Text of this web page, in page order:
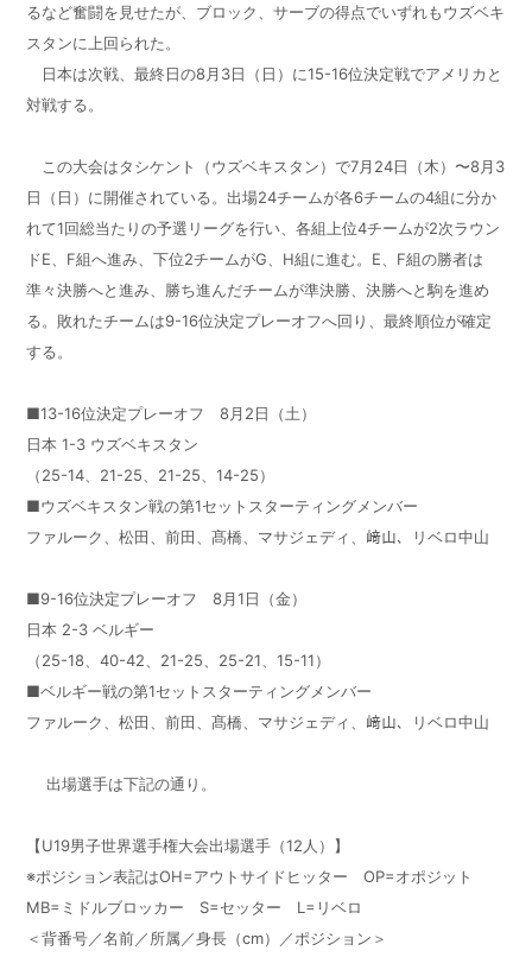
るなど奮闘を見せたが、ブロック、サーブの得点でいずれもウズベキ
スタンに上回られた。
日本は次戦、最終日の8月3日（日）に15-16位決定戦でアメリカと
対戦する。
この大会はタシケント（ウズベキスタン）で7月24日（木）〜8月3
日（日）に開催されている。出場24チームが各6チームの4組に分か
れて1回総当たりの予選リーグを行い、各組上位4チームが2次ラウン
ドE、F組へ進み、下位2チームがG、H組に進む。E、F組の勝者は
準々決勝へと進み、勝ち進んだチームが準決勝、決勝へと駒を進め
る。敗れたチームは9-16位決定プレーオフへ回り、最終順位が確定
する。
■13-16位決定プレーオフ 8月2日（土）
日本 1-3 ウズベキスタン
（25-14、21-25、21-25、14-25）
■ウズベキスタン戦の第1セットスターティングメンバー
ファルーク、松田、前田、髙橋、マサジェディ、﨑山、リベロ中山
■9-16位決定プレーオフ 8月1日（金）
日本 2-3 ベルギー
（25-18、40-42、21-25、25-21、15-11）
■ベルギー戦の第1セットスターティングメンバー
ファルーク、松田、前田、髙橋、マサジェディ、﨑山、リベロ中山
出場選手は下記の通り。
【U19男子世界選手権大会出場選手（12人）】
※ポジション表記はOH=アウトサイドヒッター OP=オポジット
MB=ミドルブロッカー S=セッター L=リベロ
＜背番号／名前／所属／身長（cm）／ポジション＞